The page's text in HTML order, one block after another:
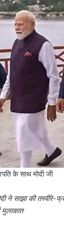
के साथ मोदी जी
ने साझा की तस्वीरे-
मुलाकात